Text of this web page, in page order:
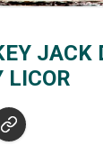
JACK
LICOR